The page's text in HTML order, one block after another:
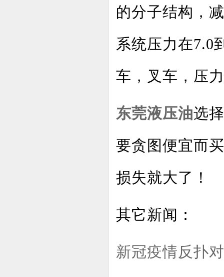
的分子结构，
系统压力在7.0
车，叉车，压
东莞液压油选
要贪图便宜而
损失就大了！
其它新闻：
新冠疫情反扑